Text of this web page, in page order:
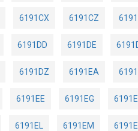
6191CX 6191CZ
6191DD 6191DE
6191DZ 6191EA
6191EE 6191EG
6191EL 6191EM